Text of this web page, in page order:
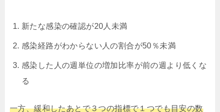
新たな感染の確認が20人未満
感染経路がわからない人の割合が50％未満
感染した人の週単位の増加比率が前の週より低くな
る
一方、緩和したあとで３つの指標で１つでも目安の数